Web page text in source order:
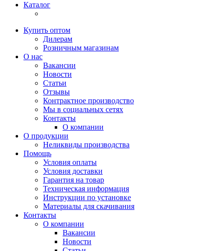
Каталог
Купить оптом
Дилерам
Розничным магазинам
О нас
Вакансии
Новости
Статьи
Отзывы
Контрактное производство
Мы в социальных сетях
Контакты
О компании
О продукции
Неликвиды производства
Помощь
Условия оплаты
Условия доставки
Гарантия на товар
Техническая информация
Инструкции по установке
Материалы для скачивания
Контакты
О компании
Вакансии
Новости